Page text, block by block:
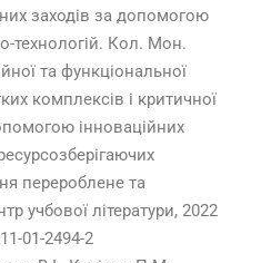
заходів за допомогою
технологій. Кол. Мон.
та функціональної
комплексів і критичної
інноваційних
перероблене та
учбової літератури, 2022
01-2494-2